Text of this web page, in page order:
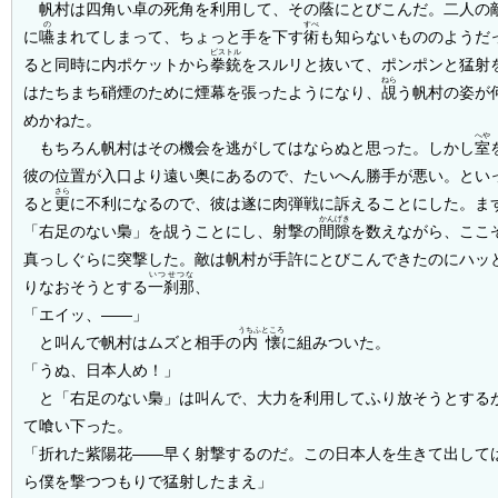
帆村は四角い卓の死角を利用して、その蔭にとびこんだ。二人の
に嚥
の
まれてしまって、ちょっと手を下す術
すべ
も知らないもののようだ
ると同時に内ポケットから拳銃
ピストル
をスルリと抜いて、ポンポンと猛射
はたちまち硝煙のために煙幕を張ったようになり、覘
ねら
う帆村の姿が
めかねた。
もちろん帆村はその機会を逃がしてはならぬと思った。しかし室
へや
彼の位置が入口より遠い奥にあるので、たいへん勝手が悪い。とい
ると更
さら
に不利になるので、彼は遂に肉弾戦に訴えることにした。ま
「右足のない梟」を覘うことにし、射撃の間隙
かんげき
を数えながら、ここ
真っしぐらに突撃した。敵は帆村が手許にとびこんできたのにハッ
りなおそうとする一刹那
いつせつな
「エイッ、――」
と叫んで帆村はムズと相手の内懐
うちふところ
に組みついた。
「うぬ、日本人め！」
と「右足のない梟」は叫んで、大力を利用してふり放そうとする
て喰い下った。
「折れた紫陽花――早く射撃するのだ。この日本人を生きて出して
ら僕を撃つつもりで猛射したまえ」